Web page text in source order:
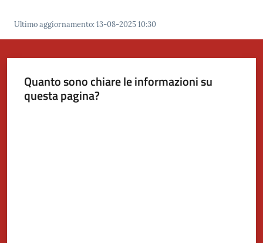
Ultimo aggiornamento:13-08-2025 10:30
Quanto sono chiare le informazioni su
questa pagina?